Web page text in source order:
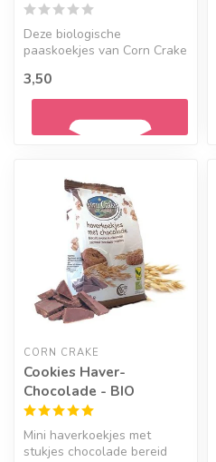
Deze biologische
paaskoekjes van Corn Crake
glutenvrij...
3,50
Geef een seintje
CORN CRAKE
Cookies Haver-
Chocolade - BIO
Mini haverkoekjes met
stukjes chocolade bereid